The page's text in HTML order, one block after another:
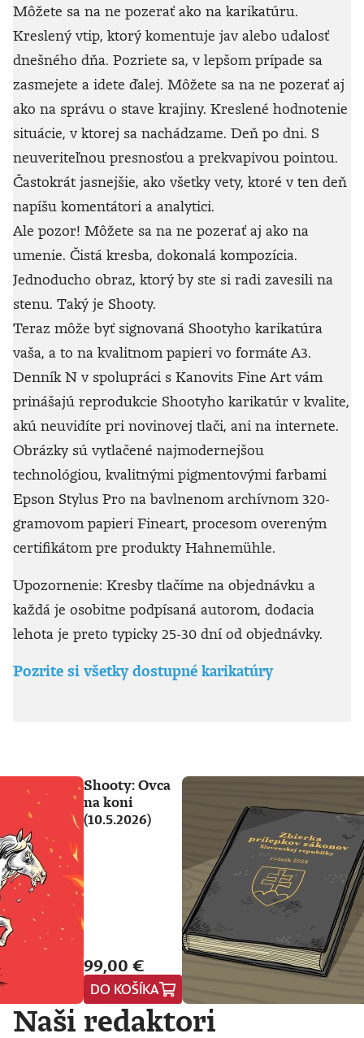
Môžete sa na ne pozerať ako na karikatúru.
Kreslený vtip, ktorý komentuje jav alebo udalosť
dnešného dňa. Pozriete sa, v lepšom prípade sa
zasmejete a idete ďalej. Môžete sa na ne pozerať aj
ako na správu o stave krajiny. Kreslené hodnotenie
situácie, v ktorej sa nachádzame. Deň po dni. S
neuveriteľnou presnosťou a prekvapivou pointou.
Častokrát jasnejšie, ako všetky vety, ktoré v ten deň
napíšu komentátori a analytici.
Ale pozor! Môžete sa na ne pozerať aj ako na
umenie. Čistá kresba, dokonalá kompozícia.
Jednoducho obraz, ktorý by ste si radi zavesili na
stenu. Taký je Shooty.
Teraz môže byť signovaná Shootyho karikatúra
vaša, a to na kvalitnom papieri vo formáte A3.
Denník N v spolupráci s Kanovits Fine Art vám
prinášajú reprodukcie Shootyho karikatúr v kvalite,
akú neuvidíte pri novinovej tlači, ani na internete.
Obrázky sú vytlačené najmodernejšou
technológiou, kvalitnými pigmentovými farbami
Epson Stylus Pro na bavlnenom archívnom 320-
gramovom papieri Fineart, procesom overeným
certifikátom pre produkty Hahnemühle.
Upozornenie: Kresby tlačíme na objednávku a
každá je osobitne podpísaná autorom, dodacia
lehota je preto typicky 25-30 dní od objednávky.
Pozrite si všetky dostupné karikatúry
Shooty: Ovca
na koni
(10.5.2026)
99,00 €
DO KOŠÍKA
Naši redaktori